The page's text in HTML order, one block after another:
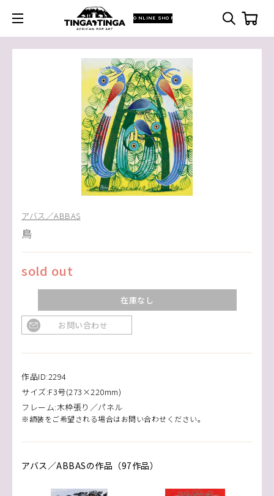
ONLINE SHOP
アバス／ABBAS
鳥
sold out
在庫なし
お問い合わせ
作品ID:2294
サイズ:F3号(273×220mm)
フレーム:木枠張り／パネル
※額装をご希望される場合はお問い合わせください。
アバス／ABBASの作品（97作品）